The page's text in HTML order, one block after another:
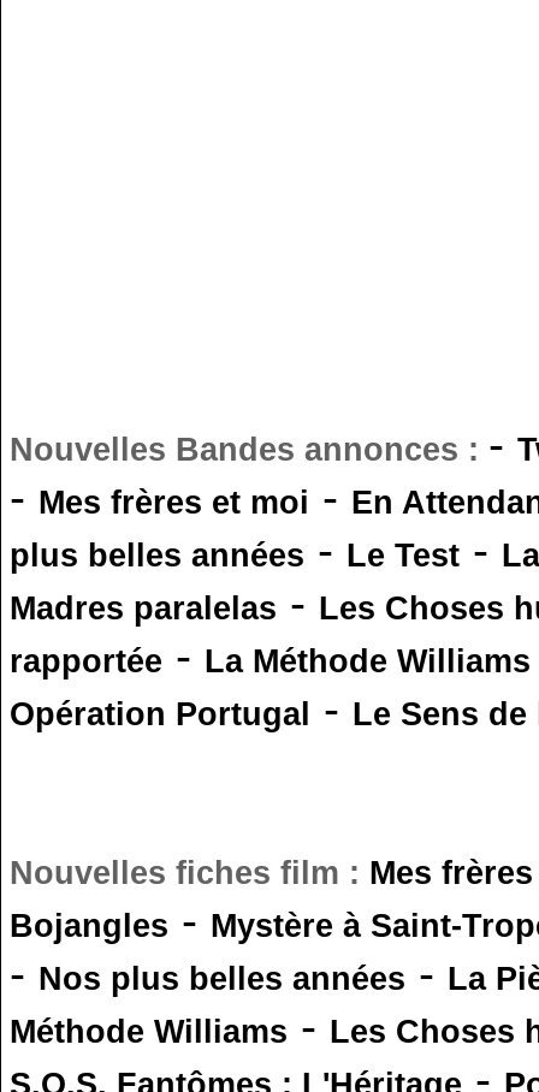
Nouvelles Bandes annonces : -
- Mes frères et moi - En
plus belles années - Le Test -
Madres paralelas - Les Choses
rapportée - La Méthode Williams
Opération Portugal - Le Sens
Nouvelles fiches film : Mes
Bojangles - Mystère à Saint-
- Nos plus belles années - La
Méthode Williams - Les Choses
S.O.S. Fantômes : L'Héritage -